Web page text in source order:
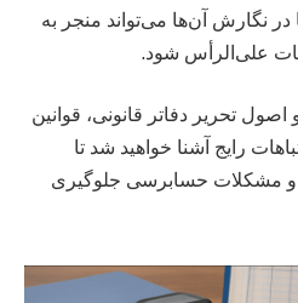
نگارش آن‌ها می‌تواند منجر به
علی‌الرأس شود.
اصول تحریر دفاتر قانونی، قوانین
رایج آشنا خواهید شد تا
و مشکلات حسابرسی جلوگیری